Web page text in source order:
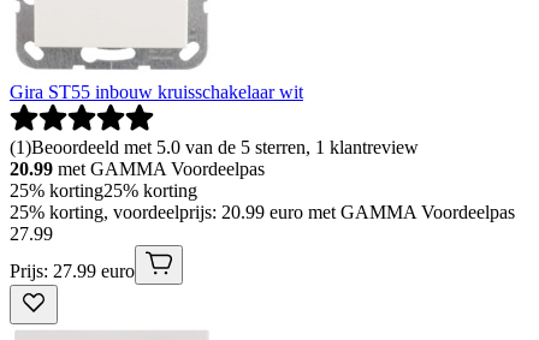
Gira ST55 inbouw kruisschakelaar wit
(1)Beoordeeld met 5.0 van de 5 sterren, 1 klantreview
20.99 met GAMMA Voordeelpas
25% korting25% korting
25% korting, voordeelprijs: 20.99 euro met GAMMA Voordeelpas
27.99
Prijs: 27.99 euro